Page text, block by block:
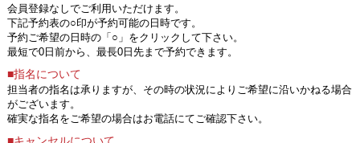
会員登録なしでご利用いただけます。
下記予約表の○印が予約可能の日時です。
予約ご希望の日時の「○」をクリックして下さい。
最短で0日前から、最長0日先まで予約できます。
■指名について
担当者の指名は承りますが、その時の状況によりご希望に沿いかねる場合
がございます。
確実な指名をご希望の場合はお電話にてご確認下さい。